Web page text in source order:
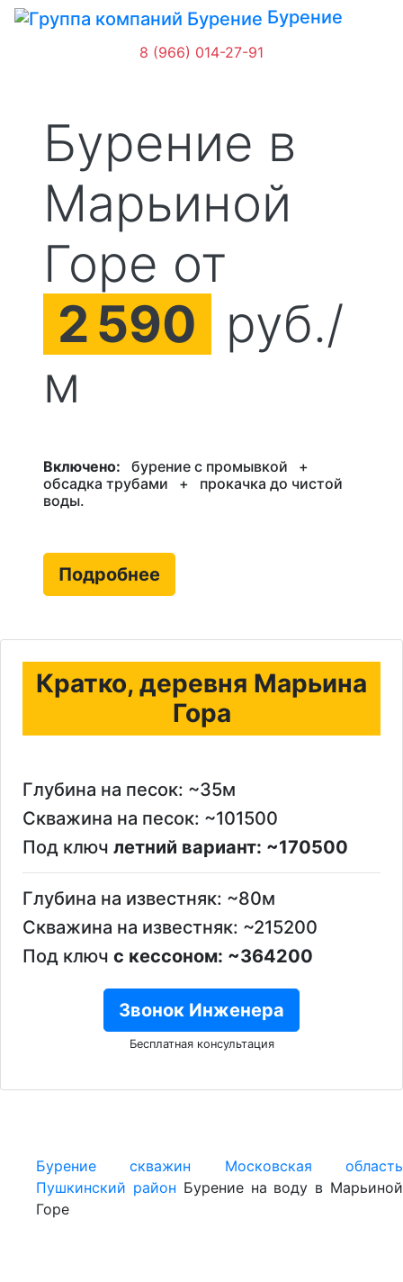
Бурение
8 (966) 014-27-91
Бурение в
Марьиной
Горе от
2590 руб./
м
Включено: бурение с промывкой
+
обсадка трубами
+
прокачка до чистой
воды.
Подробнее
Кратко, деревня Марьина
Гора
Глубина на песок: ~35м
Скважина на песок: ~101500
Под ключ летний вариант: ~170500
Глубина на известняк: ~80м
Скважина на известняк: ~215200
Под ключ с кессоном: ~364200
Звонок Инженера
Бесплатная консультация
Бурение скважин
Московская область
Пушкинский район Бурение на воду в Марьиной
Горе